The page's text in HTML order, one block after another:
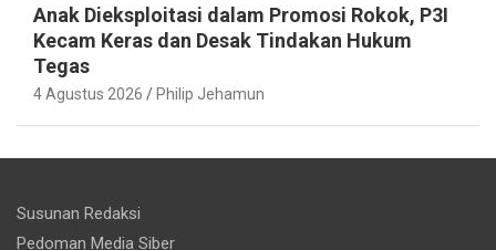
Anak Dieksploitasi dalam Promosi Rokok, P3I
Kecam Keras dan Desak Tindakan Hukum
Tegas
4 Agustus 2026 Philip Jehamun
Susunan Redaksi
Pedoman Media Siber